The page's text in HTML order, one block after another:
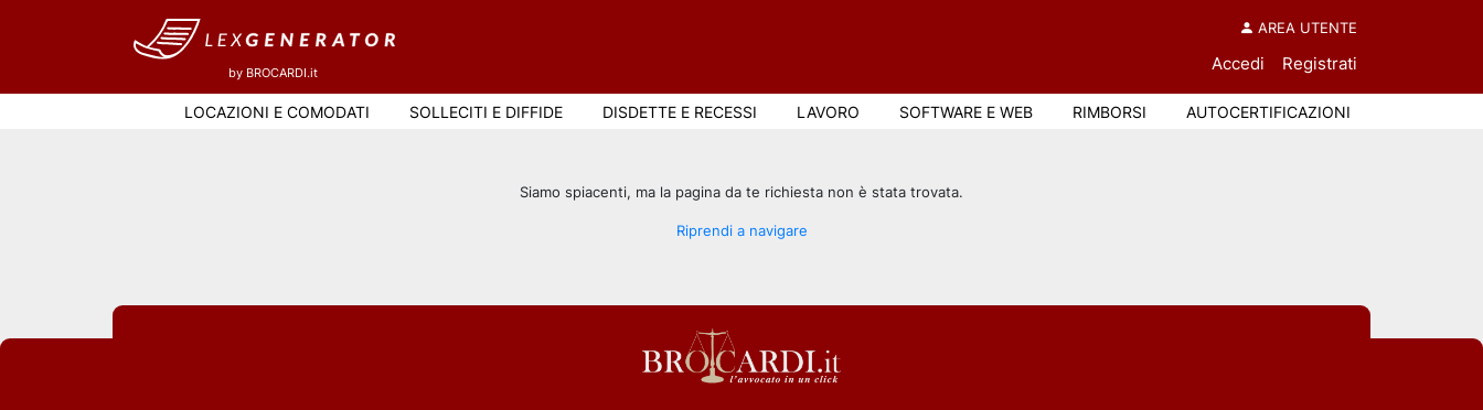
by BROCARDI.it
AREA UTENTE
Accedi Registrati
LOCAZIONI E COMODATI SOLLECITI E DIFFIDE DISDETTE E RECESSI LAVORO SOFTWARE E WEB RIMBORSI AUTOCERTIFICAZIONI
Siamo spiacenti, ma la pagina da te richiesta non è stata trovata.
Riprendi a navigare